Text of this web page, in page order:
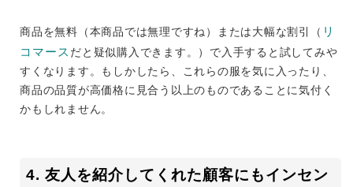
商品を無料（本商品では無理ですね）または大幅な割引（ リ
コマース だと疑似購入できます。）で入手すると試してみや
すくなります。もしかしたら、これらの服を気に入ったり、
商品の品質が高価格に見合う以上のものであることに気付く
かもしれません。
4. 友人を紹介してくれた顧客にもインセン